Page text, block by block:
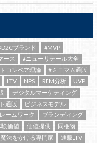
ブランド
#MVP
ース
#ニューリテール大全
コンベア理論
#ミニマム通販
LTV NPS RFM分析
UVP
デジタルマーケティング
通販
ビジネスモデル
ームワーク
ブランディング
験価値 価値提供
同梱物
法をかける専門家 通販LTV